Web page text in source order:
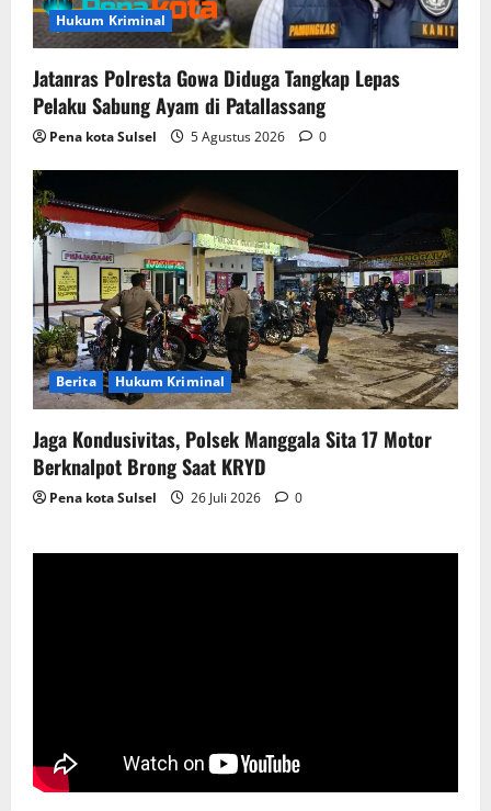
Hukum Kriminal
Jatanras Polresta Gowa Diduga Tangkap Lepas
Pelaku Sabung Ayam di Patallassang
Pena kota Sulsel 5 Agustus 2026 0
Berita Hukum Kriminal
Jaga Kondusivitas, Polsek Manggala Sita 17 Motor
Berknalpot Brong Saat KRYD
Pena kota Sulsel 26 Juli 2026 0